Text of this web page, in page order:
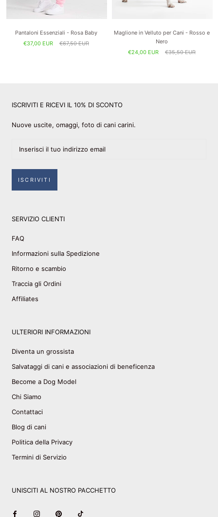
Pantaloni Essenziali - Rosa Baby
€37,00 EUR
€67,50 EUR
Maglione in Velluto per Cani - Rosso e
Nero
€24,00 EUR
€35,50 EUR
ISCRIVITI E RICEVI IL 10% DI SCONTO
Nuove uscite, omaggi, foto di cani carini.
ISCRIVITI
SERVIZIO CLIENTI
FAQ
Informazioni sulla Spedizione
Ritorno e scambio
Traccia gli Ordini
Affiliates
ULTERIORI INFORMAZIONI
Diventa un grossista
Salvataggi di cani e associazioni di beneficenza
Become a Dog Model
Chi Siamo
Contattaci
Blog di cani
Politica della Privacy
Termini di Servizio
UNISCITI AL NOSTRO PACCHETTO